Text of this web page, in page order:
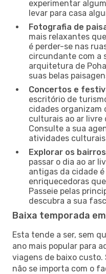
experimentar
levar para casa
Fotografia de
mais relaxantes
é perder-se nas
circundante com a
arquitetura de
suas belas
Concertos e
escritório de
cidades
culturais ao ar livre
Consulte a sua
atividades
Explorar os
passar o dia ao ar
antigas da cidade
enriquecedoras
Passeie pelas
descubra a sua
Baixa temporada
Esta tende a ser, sem
ano mais popular para
viagens de baixo custo.
não se importa com o